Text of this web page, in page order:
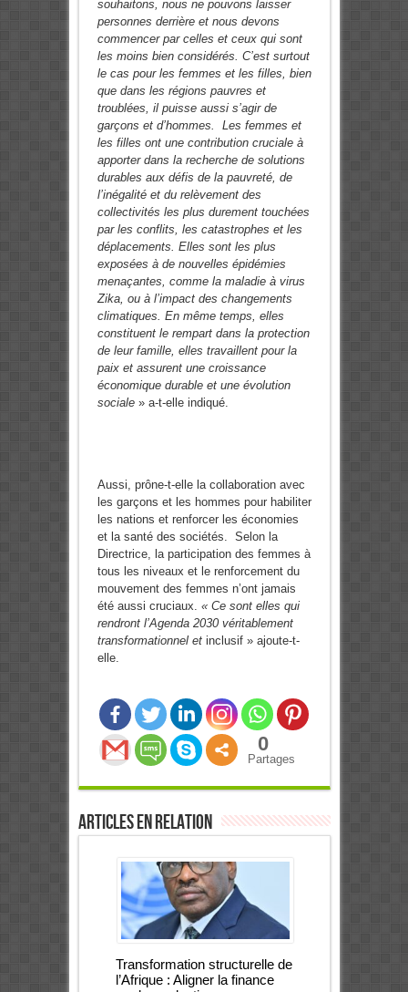
souhaitons, nous ne pouvons laisser
personnes derrière et nous devons
commencer par celles et ceux qui sont
les moins bien considérés. C’est surtout
le cas pour les femmes et les filles, bien
que dans les régions pauvres et
troublées, il puisse aussi s’agir de
garçons et d’hommes. Les femmes et
les filles ont une contribution cruciale à
apporter dans la recherche de solutions
durables aux défis de la pauvreté, de
l’inégalité et du relèvement des
collectivités les plus durement touchées
par les conflits, les catastrophes et les
déplacements. Elles sont les plus
exposées à de nouvelles épidémies
menaçantes, comme la maladie à virus
Zika, ou à l’impact des changements
climatiques. En même temps, elles
constituent le rempart dans la protection
de leur famille, elles travaillent pour la
paix et assurent une croissance
économique durable et une évolution
sociale » a-t-elle indiqué.
Aussi, prône-t-elle la collaboration avec
les garçons et les hommes pour habiliter
les nations et renforcer les économies
et la santé des sociétés. Selon la
Directrice, la participation des femmes à
tous les niveaux et le renforcement du
mouvement des femmes n’ont jamais
été aussi cruciaux. « Ce sont elles qui
rendront l’Agenda 2030 véritablement
transformationnel etinclusif » ajoute-t-
elle.
0
Partages
Articles en relation
Transformation structurelle de
l’Afrique : Aligner la finance